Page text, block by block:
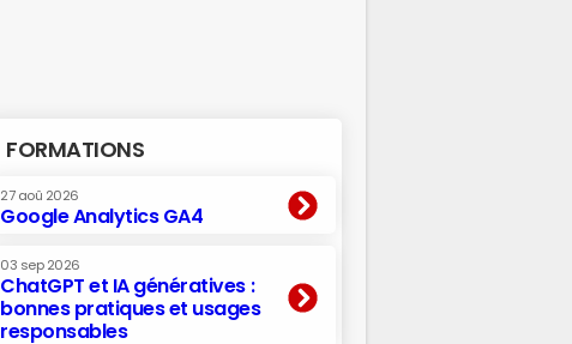
FORMATIONS
27 aoû 2026
Google Analytics GA4
03 sep 2026
ChatGPT et IA génératives :
bonnes pratiques et usages
responsables